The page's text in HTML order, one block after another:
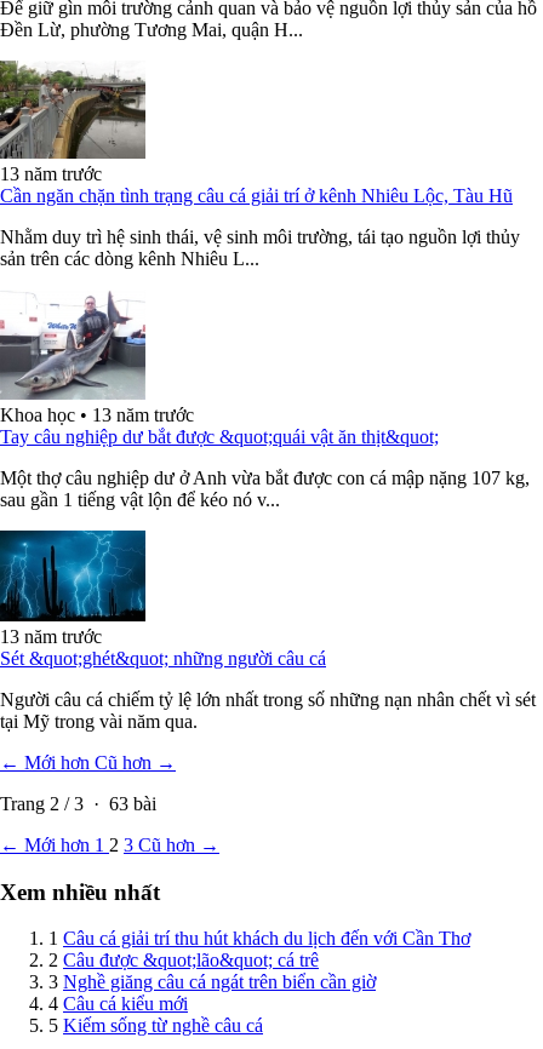
Để giữ gìn môi trường cảnh quan và bảo vệ nguồn lợi thủy sản của hồ
Đền Lừ, phường Tương Mai, quận H...
13 năm trước
Cần ngăn chặn tình trạng câu cá giải trí ở kênh Nhiêu Lộc, Tàu Hũ
Nhằm duy trì hệ sinh thái, vệ sinh môi trường, tái tạo nguồn lợi thủy
sản trên các dòng kênh Nhiêu L...
Khoa học • 13 năm trước
Tay câu nghiệp dư bắt được &quot;quái vật ăn thịt&quot;
Một thợ câu nghiệp dư ở Anh vừa bắt được con cá mập nặng 107 kg,
sau gần 1 tiếng vật lộn để kéo nó v...
13 năm trước
Sét &quot;ghét&quot; những người câu cá
Người câu cá chiếm tỷ lệ lớn nhất trong số những nạn nhân chết vì sét
tại Mỹ trong vài năm qua.
← Mới hơn Cũ hơn →
Trang 2 /3 · 63 bài
← Mới hơn 1 2 3 Cũ hơn →
Xem nhiều nhất
1 Câu cá giải trí thu hút khách du lịch đến với Cần Thơ
2 Câu được &quot;lão&quot; cá trê
3 Nghề giăng câu cá ngát trên biển cần giờ
4 Câu cá kiểu mới
5 Kiếm sống từ nghề câu cá